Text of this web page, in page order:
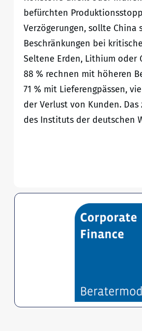
befürchten
Verzögerungen, sollte China
Beschränkungen bei
Seltene Erden, Lithium oder
88 % rechnen mit höheren
71 % mit Lieferengpässen,
der Verlust von Kunden. Das
des Instituts der deutschen